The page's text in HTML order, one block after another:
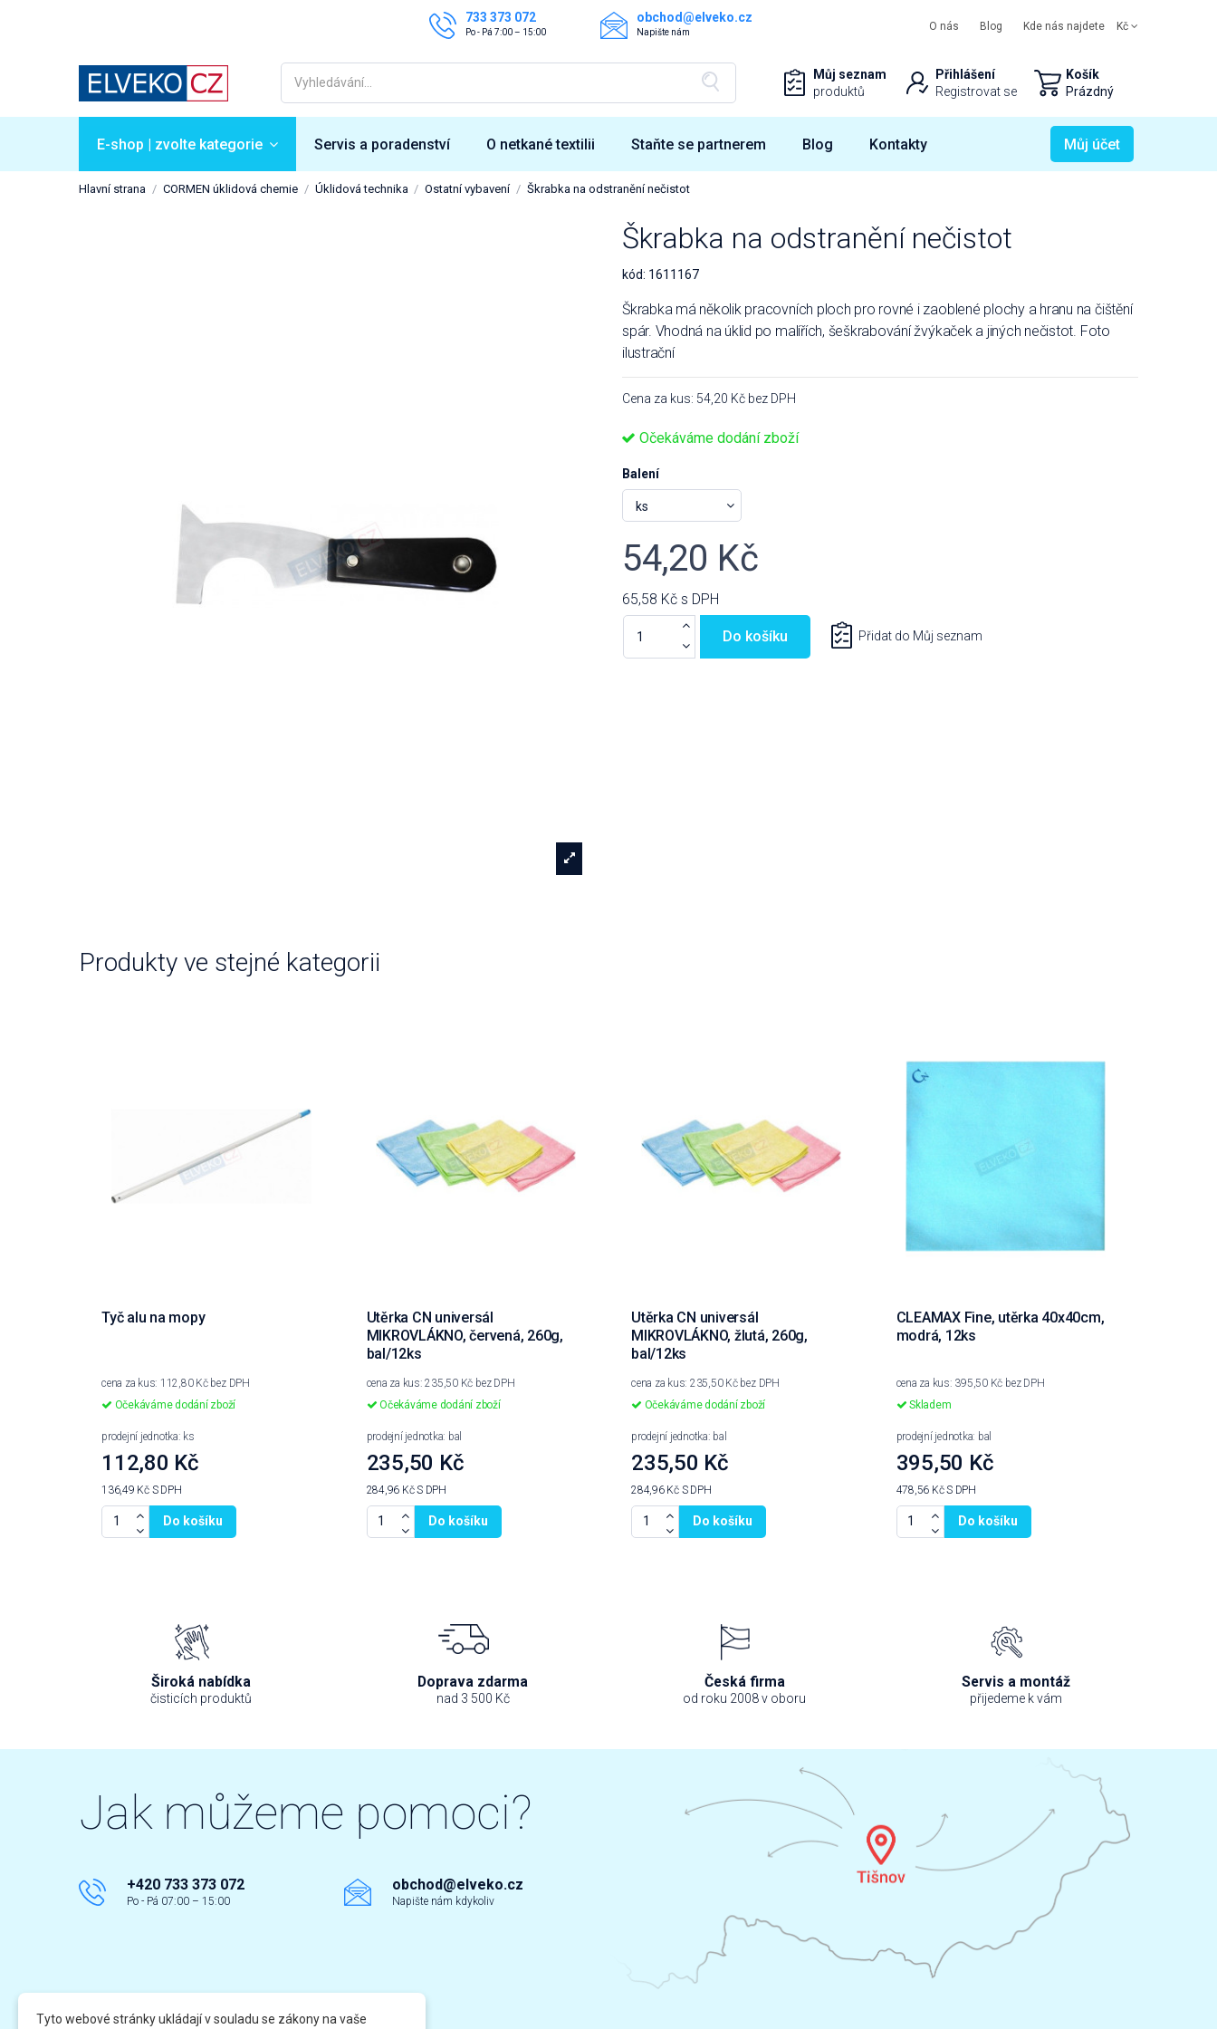
733 373 072
Po - Pá 7:00 – 15:00
obchod@elveko.cz
Napište nám O nás Blog Kde nás najdete Kč
Můj seznam
produktů
Přihlášení
Registrovat se
Košík
Prázdný
E-shop | zvolte kategorie Servis a poradenství O netkané textilii Staňte se partnerem Blog Kontakty Můj účet
Hlavní strana CORMEN úklidová chemie Úklidová technika Ostatní vybavení Škrabka na odstranění nečistot
Škrabka na odstranění nečistot
kód: 1611167
Škrabka má několik pracovních ploch pro rovné i zaoblené plochy a hranu na čištění
spár. Vhodná na úklid po malířích, šeškrabování žvýkaček a jiných nečistot. Foto
ilustrační
Cena za kus: 54,20 Kč bez DPH
Očekáváme dodání zboží
Balení
54,20 Kč
65,58 Kč s DPH
Do košíku Přidat do Můj seznam
Produkty ve stejné kategorii
Tyč alu na mopy
cena za kus: 112,80 Kč bez DPH
Očekáváme dodání zboží
prodejní jednotka: ks
112,80 Kč
136,49 Kč S DPH
Do košíku
Utěrka CN universál
MIKROVLÁKNO, červená, 260g,
bal/12ks
cena za kus: 235,50 Kč bez DPH
Očekáváme dodání zboží
prodejní jednotka: bal
235,50 Kč
284,96 KčS DPH
Do košíku
Utěrka CN universál
MIKROVLÁKNO, žlutá, 260g,
bal/12ks
cena za kus: 235,50 Kč bez DPH
Očekáváme dodání zboží
prodejní jednotka: bal
235,50 Kč
284,96 Kč S DPH
Do košíku
CLEAMAX Fine, utěrka 40x40cm,
modrá, 12ks
cena za kus: 395,50 Kč bez DPH
Skladem
prodejní jednotka: bal
395,50 Kč
478,56 KčS DPH
Do košíku
Široká nabídka
čisticích produktů
Doprava zdarma
nad 3 500 Kč
Česká firma
od roku 2008 v oboru
Servis a montáž
přijedeme k vám
Jak můžeme pomoci?
+420 733 373 072
Po - Pá 07:00 – 15:00
obchod@elveko.cz
Napište nám kdykoliv
Tyto webové stránky ukládají v souladu se zákony na vaše